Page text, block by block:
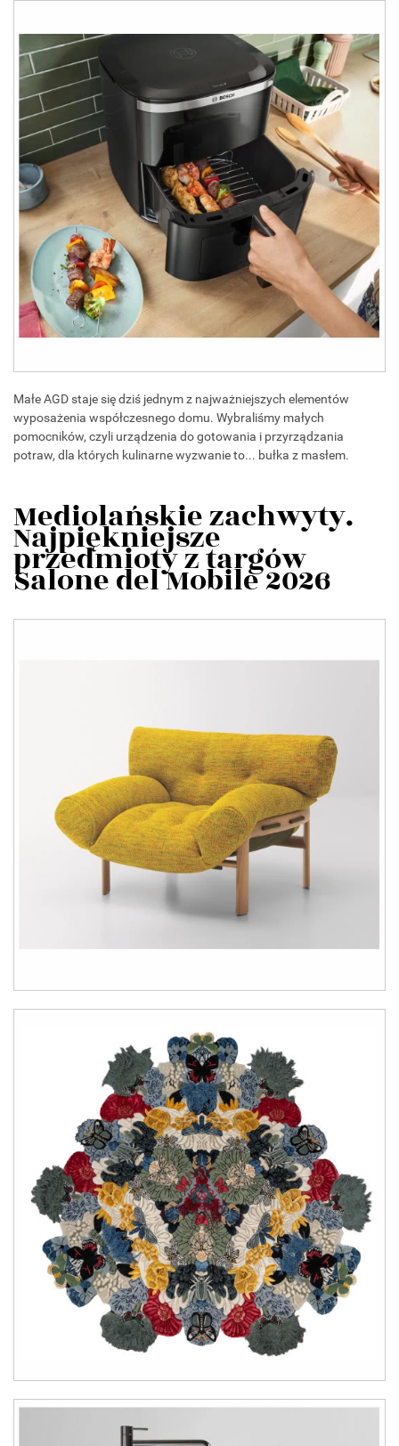
Małe AGD staje się dziś jednym z najważniejszych elementów
wyposażenia współczesnego domu. Wybraliśmy małych
pomocników, czyli urządzenia do gotowania i przyrządzania
potraw, dla których kulinarne wyzwanie to... bułka z masłem.
Mediolańskie zachwyty.
Najpiękniejsze
przedmioty z targów
Salone del Mobile 2026